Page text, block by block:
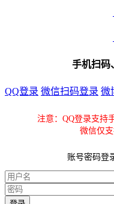
手机扫码
QQ登录 微信扫码登录 微
注意：QQ登录支持
微信仅
账号密码登